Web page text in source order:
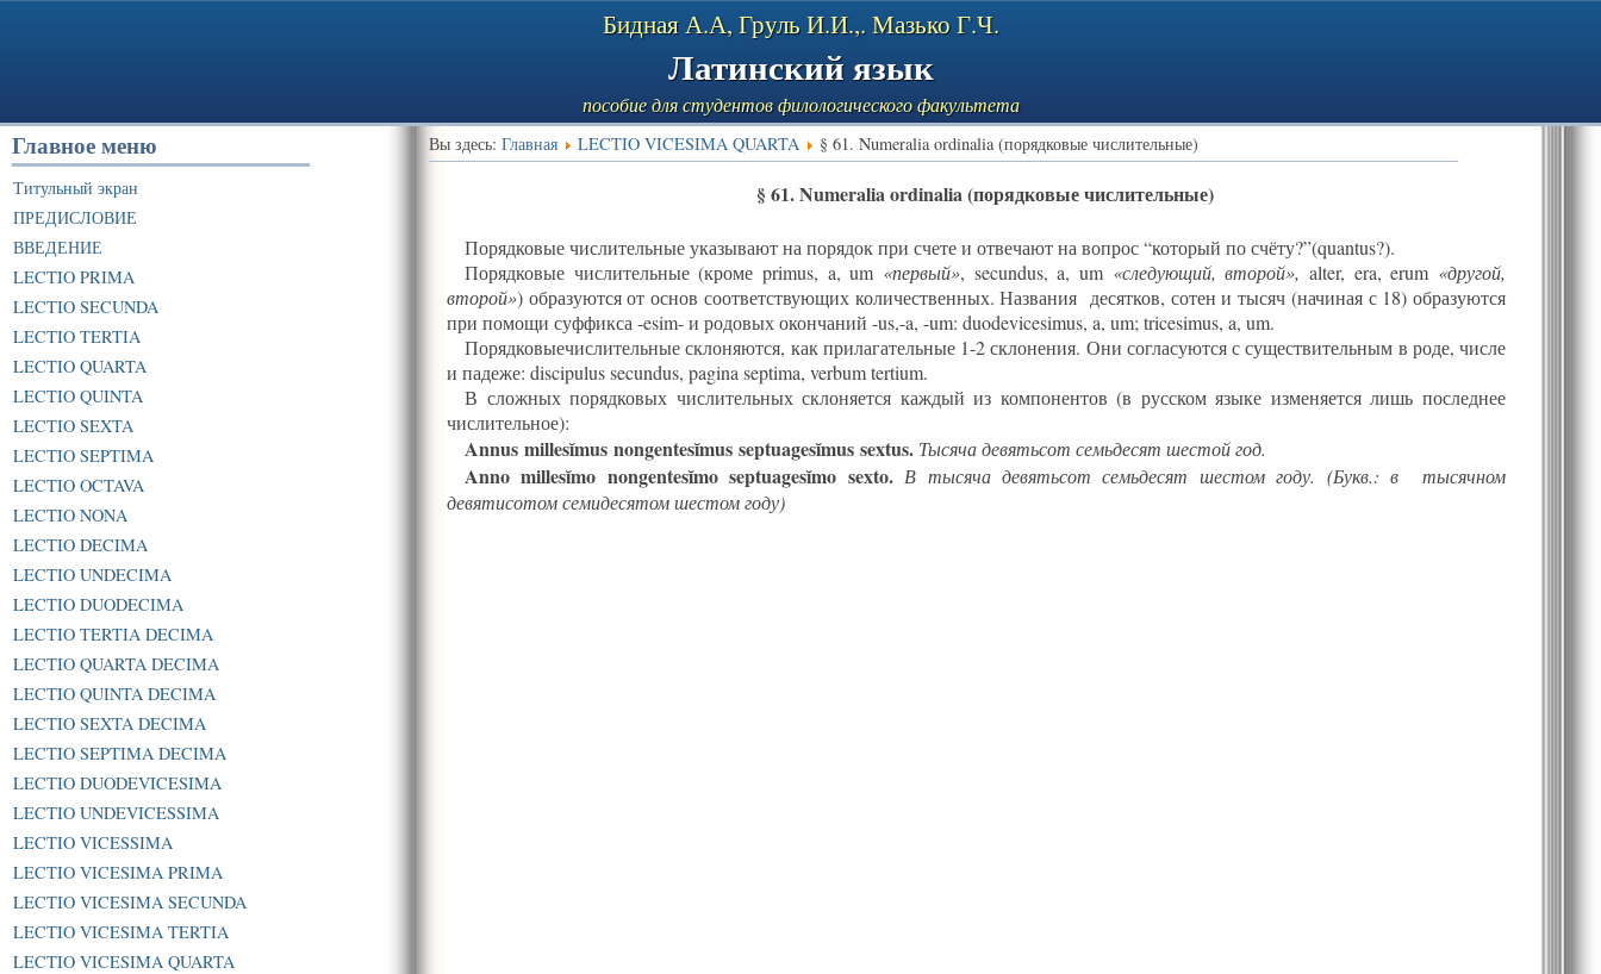
Бидная А.А, Груль И.И.,. Мазько Г.Ч.
Латинский язык
пособие для студентов филологического факультета
Вы здесь: Главная LECTIO VICESIMA QUARTA § 61. Numeralia ordinalia (порядковые числительные)
§ 61. Numeralia ordinalia (порядковые числительные)
Порядковые числительные указывают на порядок при счете и отвечают на вопрос “который по счёту?”(quantus?).
Порядковые числительные (кроме primus, a, um «первый», secundus, a, um «следующий, второй», alter, era, erum «другой,
второй») образуются от основ соответствующих количественных. Названия десятков, сотен и тысяч (начиная с 18) образуются
при помощи суффикса -esim- и родовых окончаний -us,-a, -um: duodevicesimus, a, um; tricesimus, a, um.
Порядковыечислительные склоняются, как прилагательные 1-2 склонения. Они согласуются с существительным в роде, числе
и падеже: discipulus secundus, pagina septima, verbum tertium.
В сложных порядковых числительных склоняется каждый из компонентов (в русском языке изменяется лишь последнее
числительное):
Annus millesĭmus nongentesĭmus septuagesĭmus sextus. Тысяча девятьсот семьдесят шестой год.
Anno millesĭmo nongentesĭmo septuagesĭmo sexto. В тысяча девятьсот семьдесят шестом году. (Букв.: в тысячном
девятисотом семидесятом шестом году)
Главное меню
Титульный экран
ПРЕДИСЛОВИЕ
ВВЕДЕНИЕ
LECTIO PRIMA
LECTIO SECUNDA
LECTIO TERTIA
LECTIO QUARTA
LECTIO QUINTA
LECTIO SEXTA
LECTIO SEPTIMA
LECTIO OCTAVA
LECTIO NONA
LECTIO DECIMA
LECTIO UNDECIMA
LECTIO DUODECIMA
LECTIO TERTIA DECIMA
LECTIO QUARTA DECIMA
LECTIO QUINTA DECIMA
LECTIO SEXTA DECIMA
LECTIO SEPTIMA DECIMA
LECTIO DUODEVICESIMA
LECTIO UNDEVICESSIMA
LECTIO VICESSIMA
LECTIO VICESIMA PRIMA
LECTIO VICESIMA SECUNDA
LECTIO VICESIMA TERTIA
LECTIO VICESIMA QUARTA